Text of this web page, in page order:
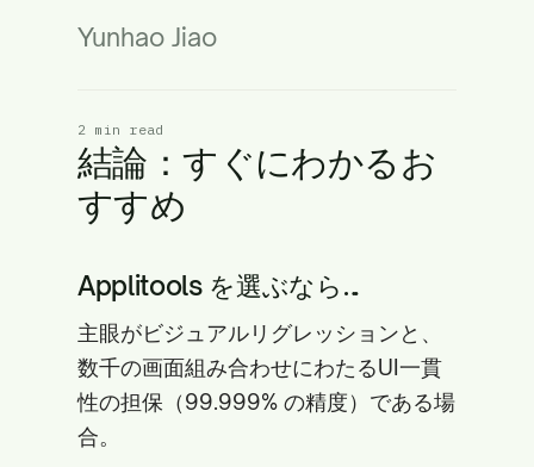
Yunhao Jiao
2 min read
結論：すぐにわかるお
すすめ
Applitools を選ぶなら…
主眼がビジュアルリグレッションと、
数千の画面組み合わせにわたるUI一貫
性の担保（99.999% の精度）である場
合。